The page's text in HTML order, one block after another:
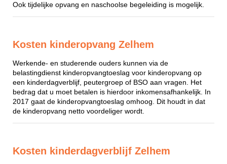
Ook tijdelijke opvang en naschoolse begeleiding is mogelijk.
Kosten kinderopvang Zelhem
Werkende- en studerende ouders kunnen via de
belastingdienst kinderopvangtoeslag voor kinderopvang op
een kinderdagverblijf, peutergroep of BSO aan vragen. Het
bedrag dat u moet betalen is hierdoor inkomensafhankelijk. In
2017 gaat de kinderopvangtoeslag omhoog. Dit houdt in dat
de kinderopvang netto voordeliger wordt.
Kosten kinderdagverblijf Zelhem